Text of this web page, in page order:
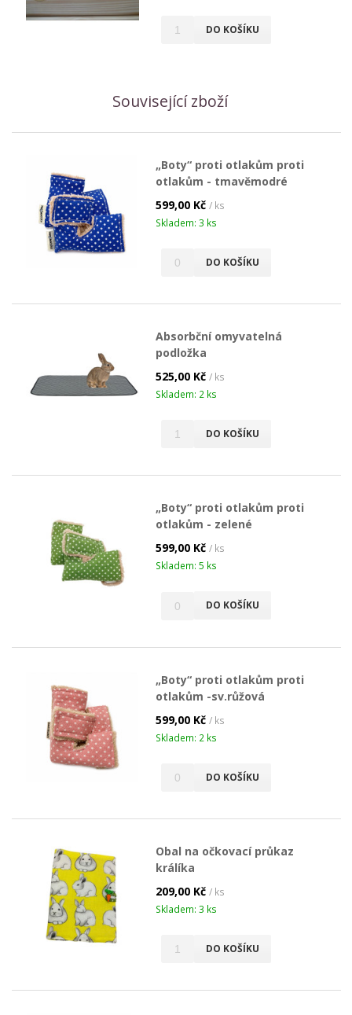
DO KOŠÍKU
Související zboží
„Boty“ proti otlakům proti
otlakům - tmavěmodré
599,00 Kč / ks
Skladem: 3 ks
DO KOŠÍKU
Absorbční omyvatelná
podložka
525,00 Kč / ks
Skladem: 2 ks
DO KOŠÍKU
„Boty“ proti otlakům proti
otlakům - zelené
599,00 Kč / ks
Skladem: 5 ks
DO KOŠÍKU
„Boty“ proti otlakům proti
otlakům -sv.růžová
599,00 Kč / ks
Skladem: 2 ks
DO KOŠÍKU
Obal na očkovací průkaz
králíka
209,00 Kč / ks
Skladem: 3 ks
DO KOŠÍKU